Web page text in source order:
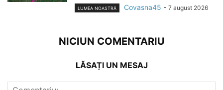
LUMEA NOASTRĂ Covasna45 - 7 august 2026
NICIUN COMENTARIU
LĂSAȚI UN MESAJ